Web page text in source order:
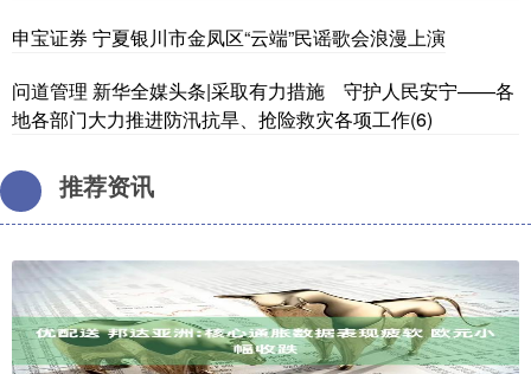
申宝证券 宁夏银川市金凤区“云端”民谣歌会浪漫上演
问道管理 新华全媒头条|采取有力措施 守护人民安宁——各
地各部门大力推进防汛抗旱、抢险救灾各项工作(6)
推荐资讯